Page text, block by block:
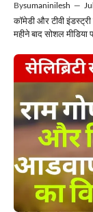
Bysumaninilesh —
कॉमेडी और टीवी
महीने बाद सोशल